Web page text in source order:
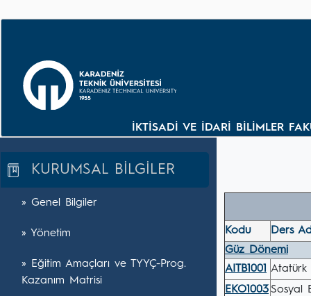
İKTİSADİ VE İDARİ BİLİMLER
KURUMSAL BİLGİLER
» Genel Bilgiler
» Yönetim
» Eğitim Amaçları ve TYYÇ-Prog.
Kazanım Matrisi
Kodu
Ders
Güz Dönemi
AITB1001 Atatürk
EKO1003Sosyal